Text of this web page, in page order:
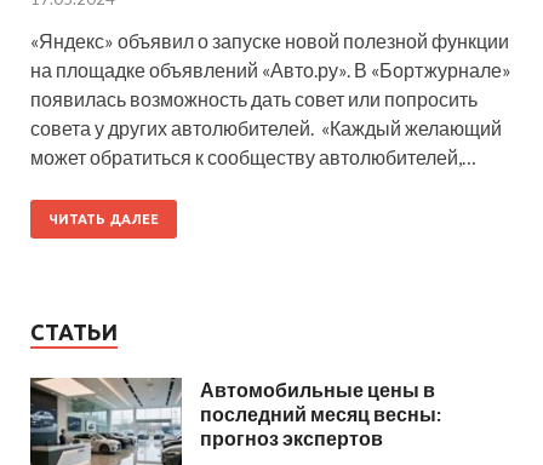
«Яндекс» объявил о запуске новой полезной функции
на площадке объявлений «Авто.ру». В «Бортжурнале»
появилась возможность дать совет или попросить
совета у других автолюбителей. «Каждый желающий
может обратиться к сообществу автолюбителей,…
ЧИТАТЬ ДАЛЕЕ
СТАТЬИ
Автомобильные цены в
последний месяц весны:
прогноз экспертов